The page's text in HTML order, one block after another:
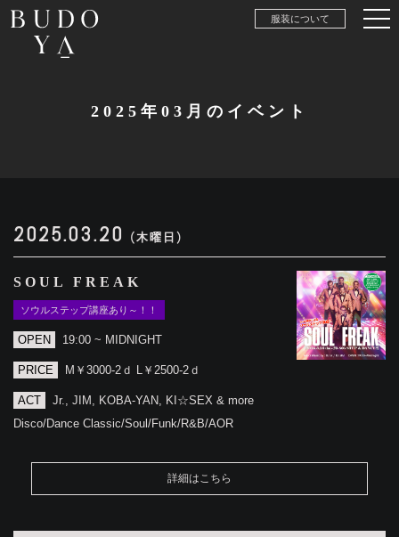
服装について
2025年03月のイベント
2025.03.20 (木曜日)
SOUL FREAK
ソウルステップ講座あり～！！
OPEN 19:00 ~ MIDNIGHT
PRICE M￥3000-2ｄ L￥2500-2ｄ
ACT
Jr., JIM, KOBA-YAN, KI☆SEX & more
Disco/Dance Classic/Soul/Funk/R&B/AOR
詳細はこちら